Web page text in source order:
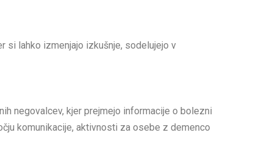
si lahko izmenjajo izkušnje, sodelujejo v
negovalcev, kjer prejmejo informacije o bolezni
komunikacije, aktivnosti za osebe z demenco